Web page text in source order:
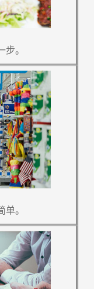
。
。